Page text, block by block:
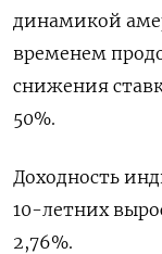
динамикой
временем
⁠снижения
50%.
Доходность
10-летних
2,76%.